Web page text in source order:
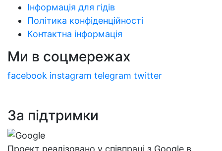
Інформація для гідів
Політика конфіденційності
Контактна інформація
Ми в соцмережах
facebook instagram telegram twitter
За підтримки
Проект реалізовано у співпраці з Google в